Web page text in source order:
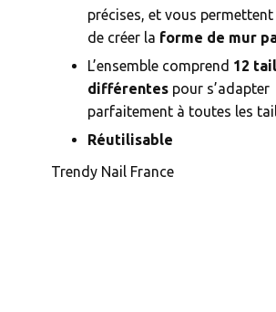
précises, et vous
de créer la forme de mur
L’ensemble comprend 12
différentes pour s’adapter
parfaitement à toutes les
Réutilisable
Trendy Nail France